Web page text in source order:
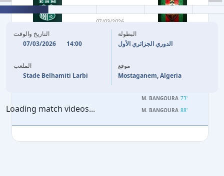
مستغانم
07/03/2026
M. BANGOURA 56'
M. BANGOURA 73'
M. BANGOURA 88'
التاريخ والوقت
07/03/2026
14:00
الملعب
Stade Belhamiti Larbi
البطولة
الدوري الجزائري الأول
موقع
Mostaganem, Algeria
Loading match videos...